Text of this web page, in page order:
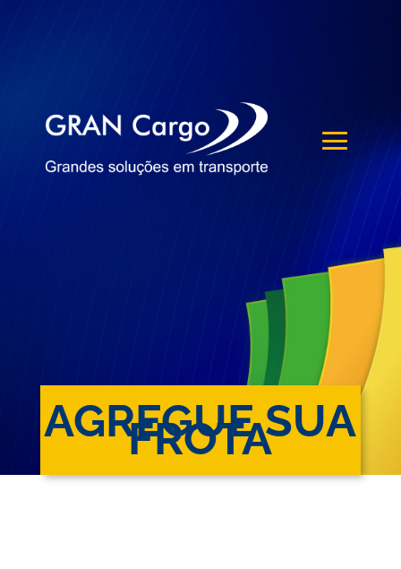
AGREGUE SUA
FROTA